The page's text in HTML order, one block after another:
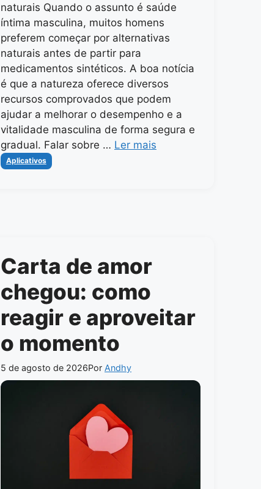
naturais Quando o assunto é saúde
íntima masculina, muitos homens
preferem começar por alternativas
naturais antes de partir para
medicamentos sintéticos. A boa notícia
é que a natureza oferece diversos
recursos comprovados que podem
ajudar a melhorar o desempenho e a
vitalidade masculina de forma segura e
gradual. Falar sobre … Ler mais
Categorias
Aplicativos
Carta de amor
chegou: como
reagir e aproveitar
o momento
5 de agosto de 2026Por Andhy